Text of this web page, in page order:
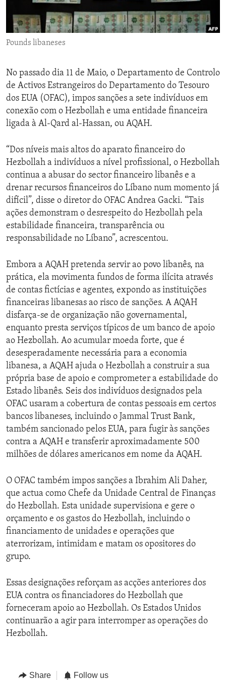
ENVIRONMENT AND HEALTH
IDEALS AND INSTITUTIONS
Pounds libaneses
No passado dia 11 de Maio, o Departamento de Controlo
de Activos Estrangeiros do Departamento do Tesouro
dos EUA (OFAC), impos sanções a sete indivíduos em
conexão com o Hezbollah e uma entidade financeira
ligada à Al-Qard al-Hassan, ou AQAH.
“Dos níveis mais altos do aparato financeiro do
Hezbollah a indivíduos a nível profissional, o Hezbollah
continua a abusar do sector financeiro libanês e a
drenar recursos financeiros do Líbano num momento já
difícil”, disse o diretor do OFAC Andrea Gacki. “Tais
ações demonstram o desrespeito do Hezbollah pela
estabilidade financeira, transparência ou
responsabilidade no Líbano”, acrescentou.
Embora a AQAH pretenda servir ao povo libanês, na
prática, ela movimenta fundos de forma ilícita através
de contas fictícias e agentes, expondo as instituições
financeiras libanesas ao risco de sanções. A AQAH
disfarça-se de organização não governamental,
enquanto presta serviços típicos de um banco de apoio
ao Hezbollah. Ao acumular moeda forte, que é
desesperadamente necessária para a economia
libanesa, a AQAH ajuda o Hezbollah a construir a sua
própria base de apoio e comprometer a estabilidade do
Estado libanês. Seis dos indivíduos designados pela
OFAC usaram a cobertura de contas pessoais em certos
bancos libaneses, incluindo o Jammal Trust Bank,
também sancionado pelos EUA, para fugir às sanções
contra a AQAH e transferir aproximadamente 500
milhões de dólares americanos em nome da AQAH.
O OFAC também impos sanções a Ibrahim Ali Daher,
que actua como Chefe da Unidade Central de Finanças
do Hezbollah. Esta unidade supervisiona e gere o
orçamento e os gastos do Hezbollah, incluindo o
financiamento de unidades e operações que
aterrorizam, intimidam e matam os opositores do
grupo.
Essas designações reforçam as acções anteriores dos
EUA contra os financiadores do Hezbollah que
forneceram apoio ao Hezbollah. Os Estados Unidos
continuarão a agir para interromper as operações do
Hezbollah.
Share Follow us